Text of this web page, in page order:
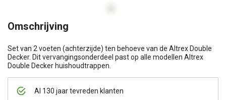
Al 130 jaar tevreden klanten
Omschrijving
Set van 2 voeten (achterzijde) ten behoeve van de Altrex Double
Decker. Dit vervangingsonderdeel past op alle modellen Altrex
Double Decker huishoudtrappen.